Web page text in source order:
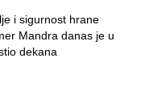
i sigurnost hrane
Mandra danas je u
dekana